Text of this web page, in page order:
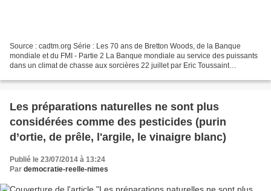
Source : cadtm.org Série : Les 70 ans de Bretton Woods, de la Banque
mondiale et du FMI - Partie 2 La Banque mondiale au service des puissants
dans un climat de chasse aux sorcières 22 juillet par Eric Toussaint
Les préparations naturelles ne sont plus
considérées comme des pesticides (purin
d’ortie, de prêle, l'argile, le vinaigre blanc)
Publié le 23/07/2014 à 13:24
Par democratie-reelle-nimes